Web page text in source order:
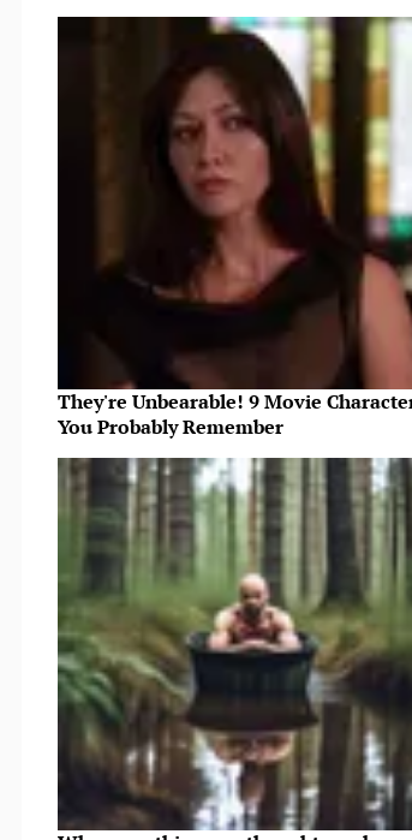
They're Unbearable! 9 Movie
You Probably Remember